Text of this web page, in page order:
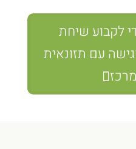
לקבוע שיחת
עם תזונאית